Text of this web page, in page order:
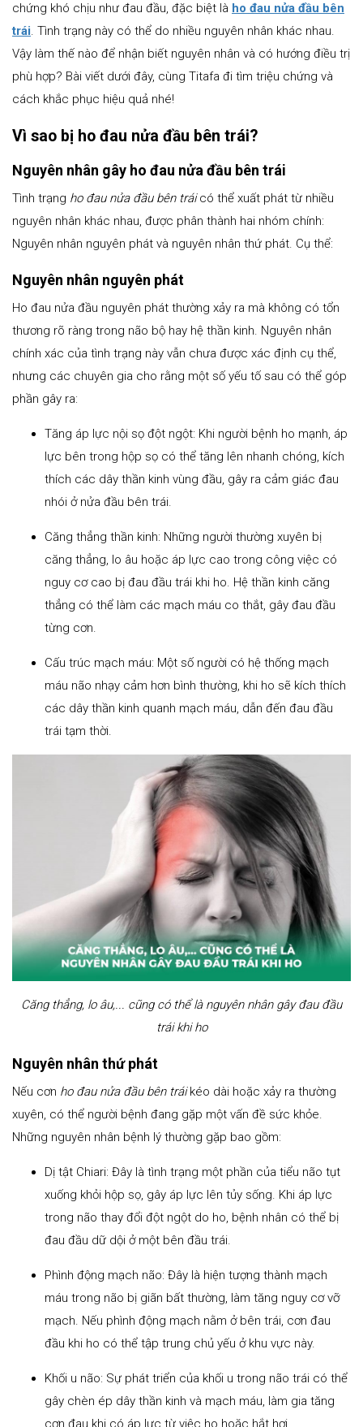
chứng khó chịu như đau đầu, đặc biệt là ho đau nửa đầu bên
trái. Tình trạng này có thể do nhiều nguyên nhân khác nhau.
Vậy làm thế nào để nhận biết nguyên nhân và có hướng điều trị
phù hợp? Bài viết dưới đây, cùng Titafa đi tìm triệu chứng và
cách khắc phục hiệu quả nhé!
Vì sao bị ho đau nửa đầu bên trái?
Nguyên nhân gây ho đau nửa đầu bên trái
Tình trạng ho đau nửa đầu bên tráicó thể xuất phát từ nhiều
nguyên nhân khác nhau, được phân thành hai nhóm chính:
Nguyên nhân nguyên phát và nguyên nhân thứ phát. Cụ thể:
Nguyên nhân nguyên phát
Ho đau nửa đầu nguyên phát thường xảy ra mà không có tổn
thương rõ ràng trong não bộ hay hệ thần kinh. Nguyên nhân
chính xác của tình trạng này vẫn chưa được xác định cụ thể,
nhưng các chuyên gia cho rằng một số yếu tố sau có thể góp
phần gây ra:
Tăng áp lực nội sọ đột ngột: Khi người bệnh ho mạnh, áp
lực bên trong hộp sọ có thể tăng lên nhanh chóng, kích
thích các dây thần kinh vùng đầu, gây ra cảm giác đau
nhói ở nửa đầu bên trái.
Căng thẳng thần kinh: Những người thường xuyên bị
căng thẳng, lo âu hoặc áp lực cao trong công việc có
nguy cơ cao bị đau đầu trái khi ho. Hệ thần kinh căng
thẳng có thể làm các mạch máu co thắt, gây đau đầu
từng cơn.
Cấu trúc mạch máu: Một số người có hệ thống mạch
máu não nhạy cảm hơn bình thường, khi ho sẽ kích thích
các dây thần kinh quanh mạch máu, dẫn đến đau đầu
trái tạm thời.
Căng thẳng, lo âu,... cũng có thể là nguyên nhân gây đau đầu
trái khi ho
Nguyên nhân thứ phát
Nếu cơn ho đau nửa đầu bên tráikéo dài hoặc xảy ra thường
xuyên, có thể người bệnh đang gặp một vấn đề sức khỏe.
Những nguyên nhân bệnh lý thường gặp bao gồm:
Dị tật Chiari: Đây là tình trạng một phần của tiểu não tụt
xuống khỏi hộp sọ, gây áp lực lên tủy sống. Khi áp lực
trong não thay đổi đột ngột do ho, bệnh nhân có thể bị
đau đầu dữ dội ở một bên đầu trái.
Phình động mạch não: Đây là hiện tượng thành mạch
máu trong não bị giãn bất thường, làm tăng nguy cơ vỡ
mạch. Nếu phình động mạch nằm ở bên trái, cơn đau
đầu khi ho có thể tập trung chủ yếu ở khu vực này.
Khối u não: Sự phát triển của khối u trong não trái có thể
gây chèn ép dây thần kinh và mạch máu, làm gia tăng
cơn đau khi có áp lực từ việc ho hoặc hắt hơi.